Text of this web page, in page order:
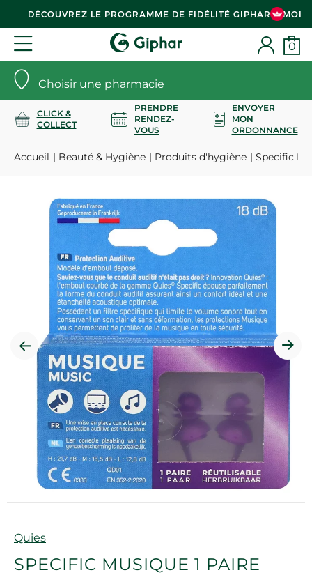
DÉCOUVREZ LE PROGRAMME DE FIDÉLITÉ GIPHAR & MOI
Choisir une pharmacie
0
CLICK &
COLLECT
PRENDRE
RENDEZ-
VOUS
ENVOYER
MON
ORDONNANCE
Accueil Beauté & Hygiène Produits d'hygiène Specific
Marque
Quies
SPECIFIC MUSIQUE 1 PAIRE